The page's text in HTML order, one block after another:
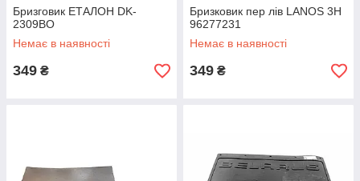
Бризговик ЕТАЛОН DK-
2309BO
Немає в наявності
349 ₴
Бризковик пер лів LANOS 3H
96277231
Немає в наявності
349 ₴